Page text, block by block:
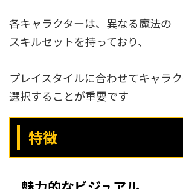
各キャラクターは、異なる魔法の
スキルセットを持っており、
プレイスタイルに合わせてキャラ
選択することが重要です
特徴